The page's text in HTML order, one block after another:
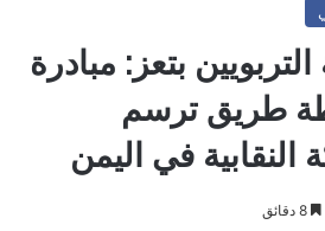
بتعز: مبادرة
طريق ترسم
في اليمن